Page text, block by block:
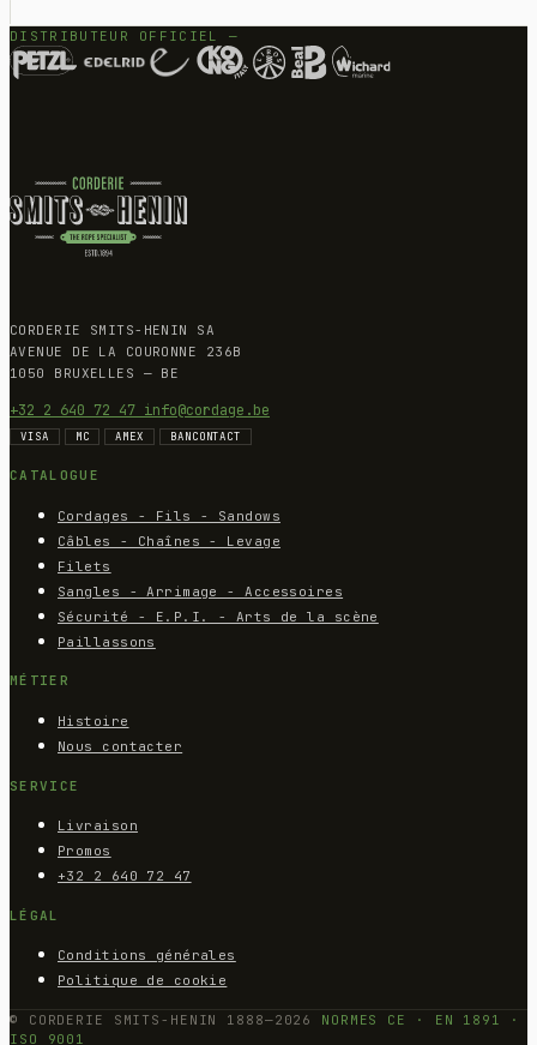
DISTRIBUTEUR OFFICIEL —
CORDERIE SMITS-HENIN SA
AVENUE DE LA COURONNE 236B
1050 BRUXELLES — BE
+32 2 640 72 47 info@cordage.be
VISA MC AMEX BANCONTACT
CATALOGUE
Cordages - Fils - Sandows
Câbles - Chaînes - Levage
Filets
Sangles - Arrimage - Accessoires
Sécurité - E.P.I. - Arts de la scène
Paillassons
MÉTIER
Histoire
Nous contacter
SERVICE
Livraison
Promos
+32 2 640 72 47
LÉGAL
Conditions générales
Politique de cookie
© CORDERIE SMITS-HENIN 1888—2026
NORMES CE · EN 1891 ·
ISO 9001